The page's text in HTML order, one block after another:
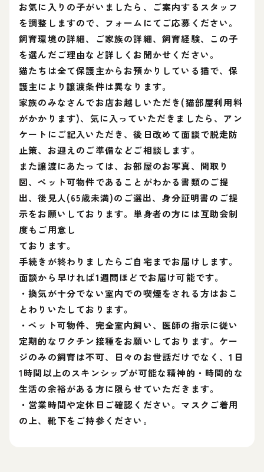
お気に入りの子がいましたら、ご案内するスタッフ
を調整しますので、フォームにてご応募ください。
飼育環境の詳細、ご家族の詳細、飼育経験、この子
を選んだご理由など詳しくお聞かせください。
猫たちは全て保護主からお預かりしている猫で、保
護主により譲渡条件は異なります。
家族のみなさんでお店お越しいただき(猫部屋利用料
がかかります)、気に入っていただきましたら、アン
ケートにご記入いただき、後日改めて面談で脱走防
止策、お迎えのご準備などご相談します。
また譲渡にあたっては、お部屋のお写真、間取り
図、ペット可物件であることがわかる書類のご提
出、後見人(65歳未満)のご選出、身分証明書のご提
示をお願いしております。単身者の方には互助会制
度もご用意し
ております。
手続きが終わりましたらご自宅までお届けします。
面談から早ければ1週間ほどでお届け可能です。
・換気が十分でない室内での喫煙をされる方はおこ
とわりいたしております。
・ペット可物件、完全室内飼い、医師の指示に従い
定期的なワクチン接種をお願いしております。ケー
ジのみの飼育は不可、日々のお世話だけでなく、1日
1時間以上のスキンシップが可能な精神的・時間的な
生活の余裕がある方に限らせていただきます。
・営業時間や定休日ご確認ください。マスクご着用
の上、靴下をご持参ください。